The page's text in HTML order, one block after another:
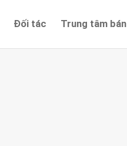
Đối tác Trung tâm bán